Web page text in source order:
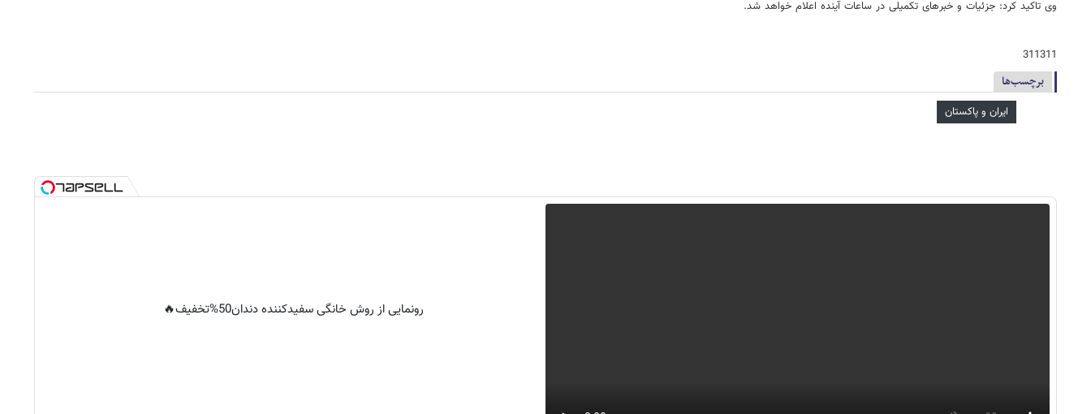
وی تاکید کرد: جزئیات و خبرهای تکمیلی در ساعات آینده اعلام خواهد شد.
311311
برچسب‌ها
ایران و پاکستان
رونمایی از روش خانگی سفیدکننده دندان50%تخفیف🔥